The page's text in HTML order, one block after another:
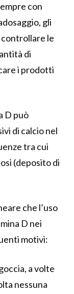
con
gli
le
di
i prodotti
D può
di calcio nel
tra cui
(deposito di
che l’uso
D nei
motivi:
a volte
nessuna